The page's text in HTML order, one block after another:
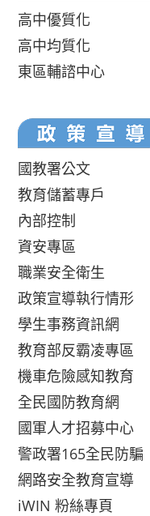
高中優質化
高中均質化
東區輔諮中心
國教署公文
教育儲蓄專戶
內部控制
資安專區
職業安全衛生
政策宣導執行情形
學生事務資訊網
教育部反霸凌專區
機車危險感知教育
全民國防教育網
國軍人才招募中心
警政署165全民防騙
網路安全教育宣導
iWIN 粉絲專頁